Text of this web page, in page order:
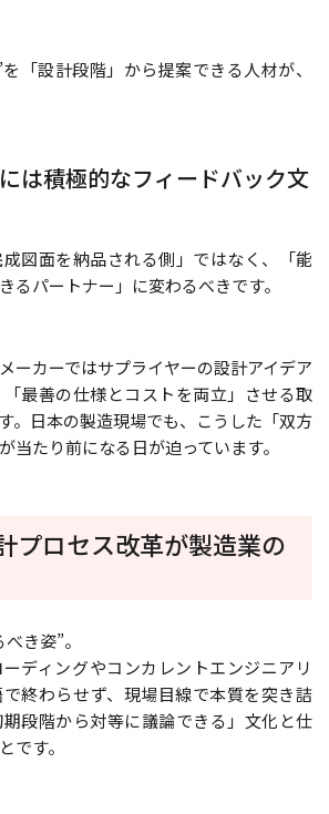
「設計段階」から提案できる人材が、
は積極的なフィードバック文
図面を納品される側」ではなく、「能
るパートナー」に変わるべきです。
ーカーではサプライヤーの設計アイデア
最善の仕様とコストを両立」させる取
。日本の製造現場でも、こうした「双方
当たり前になる日が迫っています。
プロセス改革が製造業の
姿”――。
ディングやコンカレントエンジニアリ
終わらせず、現場目線で本質を突き詰
段階から対等に議論できる」文化と仕
です。